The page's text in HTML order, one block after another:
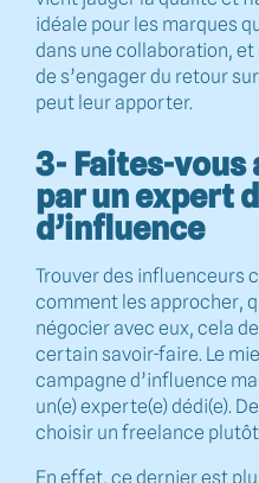
idéale pour les marques
dans une collaboration,
de s’engager du retour
peut leur apporter.
3- Faites-vous
par un expert
d’influence
Trouver des influenceurs
comment les approcher,
négocier avec eux, cela
certain savoir-faire. Le
campagne d’influence
un(e) experte(e) dédi(e).
choisir un freelance
En effet, ce dernier est